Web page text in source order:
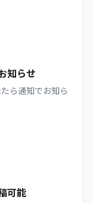
知らせ
ら通知でお知ら
可能